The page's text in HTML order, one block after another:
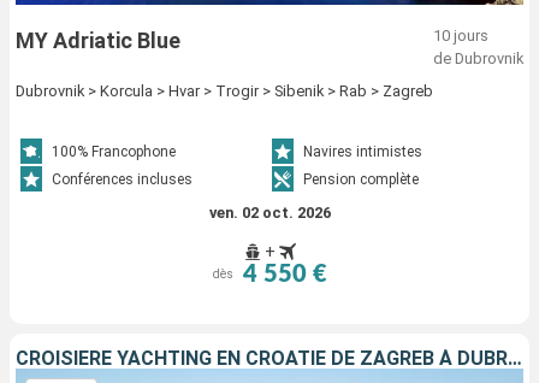
MY Adriatic Blue
10 jours
de Dubrovnik
Dubrovnik > Korcula > Hvar > Trogir > Sibenik > Rab > Zagreb
100% Francophone
Navires intimistes
Conférences incluses
Pension complète
ven. 02 oct. 2026
+
dès 4 550 €
CROISIÈRE YACHTING EN CROATIE DE ZAGREB À DUBROVNIK